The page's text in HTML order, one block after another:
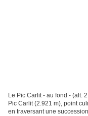
Le Pic Carlit - au fond - (alt.
Pic Carlit (2.921 m), point
en traversant une